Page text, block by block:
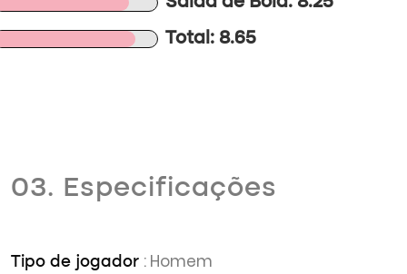
Total: 8.65
03. Especificações
Tipo de jogador : Homem